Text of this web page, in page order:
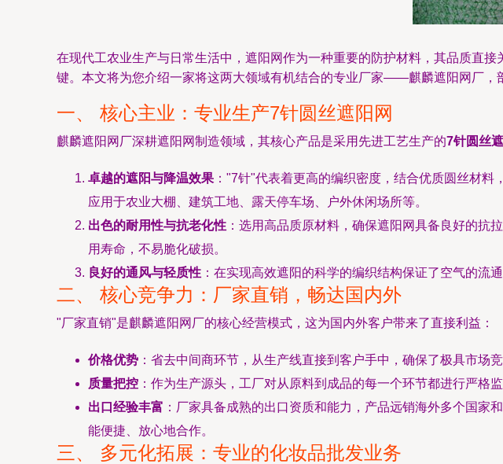
在现代工农业生产与日常生活中，遮阳网作为一种重要的防护材料，其品质直
键。本文将为您介绍一家将这两大领域有机结合的专业厂家——麒麟遮阳网厂，
一、 核心主业：专业生产7针圆丝遮阳网
麒麟遮阳网厂深耕遮阳网制造领域，其核心产品是采用先进工艺生产的7针圆丝
卓越的遮阳与降温效果 ："7针"代表着更高的编织密度，结合优质圆丝材
应用于农业大棚、建筑工地、露天停车场、户外休闲场所等。
出色的耐用性与抗老化性 ：选用高品质原材料，确保遮阳网具备良好的抗
用寿命，不易脆化破损。
良好的通风与轻质性 ：在实现高效遮阳的科学的编织结构保证了空气的流
二、 核心竞争力：厂家直销，畅达国内外
"厂家直销"是麒麟遮阳网厂的核心经营模式，这为国内外客户带来了直接利益：
价格优势 ：省去中间商环节，从生产线直接到客户手中，确保了极具市场
质量把控 ：作为生产源头，工厂对从原料到成品的每一个环节都进行严格
出口经验丰富 ：厂家具备成熟的出口资质和能力，产品远销海外多个国
能便捷、放心地合作。
三、 多元化拓展：专业的化妆品批发业务